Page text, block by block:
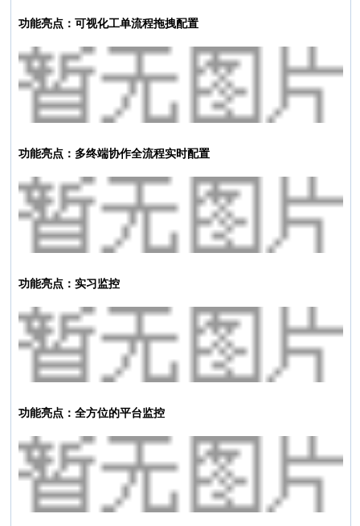
功能亮点：可视化工单流程拖拽配置
功能亮点：多终端协作全流程实时配置
功能亮点：实习监控
功能亮点：全方位的平台监控